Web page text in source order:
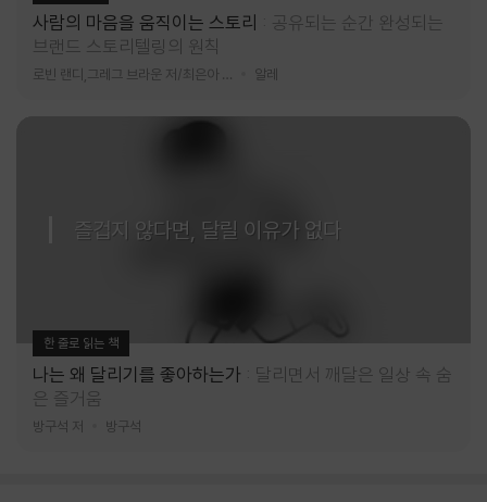
사람의 마음을 움직이는 스토리
공유되는 순간 완성되는
브랜드 스토리텔링의 원칙
알레
즐겁지 않다면, 달릴 이유가 없다
한 줄로 읽는 책
나는 왜 달리기를 좋아하는가
달리면서 깨달은 일상 속 숨
은 즐거움
방구석 저 방구석